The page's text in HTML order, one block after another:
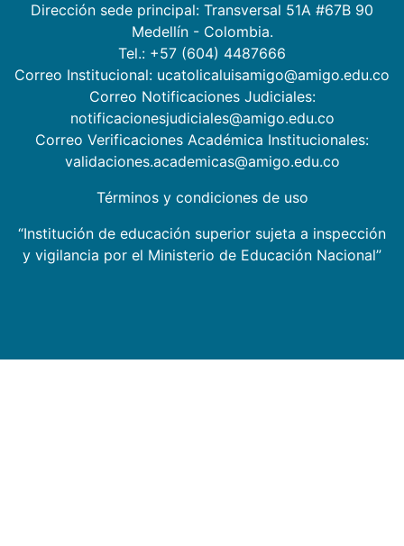
Dirección sede principal: Transversal 51A #67B 90
Medellín - Colombia.
Tel.: +57 (604) 4487666
Correo Institucional: ucatolicaluisamigo@amigo.edu.co
Correo Notificaciones Judiciales:
notificacionesjudiciales@amigo.edu.co
Correo Verificaciones Académica Institucionales:
validaciones.academicas@amigo.edu.co
Términos y condiciones de uso
“Institución de educación superior sujeta a inspección
y vigilancia por el Ministerio de Educación Nacional”